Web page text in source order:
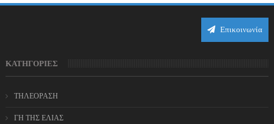
Επικοινωνία
ΚΑΤΗΓΟΡΙΕΣ
ΤΗΛΕΟΡΑΣΗ
ΓΗ ΤΗΣ ΕΛΙΑΣ